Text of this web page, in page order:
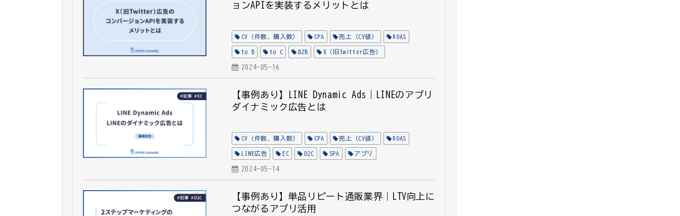
ョンAPIを実装するメリットとは
CV（件数、購入数） CPA 売上（CV値） ROAS
to B to C B2B X（旧Twitter広告）
デジタルマーケティング特化DMP
2024-05-16
【事例あり】LINE Dynamic Ads｜LINEのアプリ
ダイナミック広告とは
CV（件数、購入数） CPA 売上（CV値） ROAS
LINE広告 EC D2C SPA アプリ
2024-05-14
【事例あり】単品リピート通販業界｜LTV向上に
つながるアプリ活用